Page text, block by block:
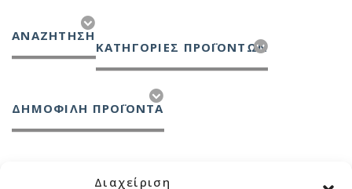
Διαχείριση
ΑΝΑΖΉΤΗΣΗ
ΚΑΤΗΓΟΡΊΕΣ ΠΡΟΪΌΝΤΩΝ
ΔΗΜΟΦΙΛΗ ΠΡΟΪΟΝΤΑ